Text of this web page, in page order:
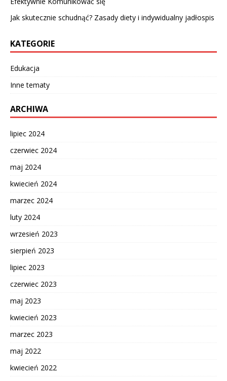
Jak skutecznie schudnąć? Zasady diety i indywidualny jadłospis
KATEGORIE
Edukacja
Inne tematy
ARCHIWA
lipiec 2024
czerwiec 2024
maj 2024
kwiecień 2024
marzec 2024
luty 2024
wrzesień 2023
sierpień 2023
lipiec 2023
czerwiec 2023
maj 2023
kwiecień 2023
marzec 2023
maj 2022
kwiecień 2022